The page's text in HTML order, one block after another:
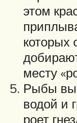
этом
которых
месту
Рыбы
водой и
роет